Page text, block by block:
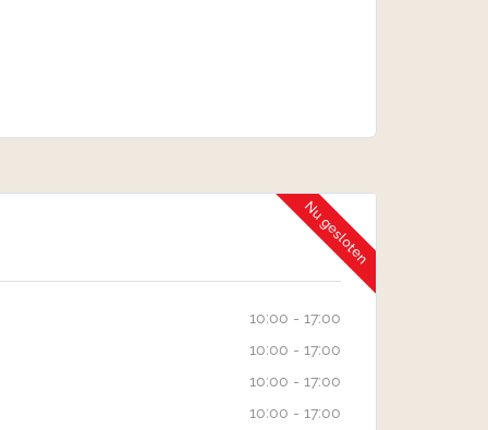
Nu gesloten
10:00 - 17:00
10:00 - 17:00
10:00 - 17:00
10:00 - 17:00